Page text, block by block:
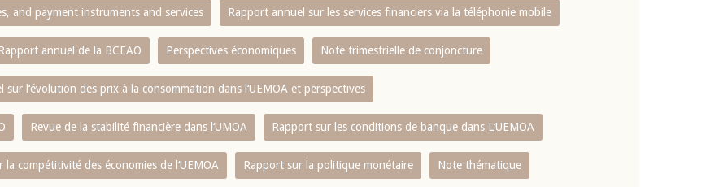
and payment instruments and services Rapport annuel sur les services financiers via la téléphonie mobile
annuel de la BCEAO Perspectives économiques Note trimestrielle de conjoncture
sur l‘évolution des prix à la consommation dans l‘UEMOA et perspectives
Revue de la stabilité financière dans l‘UMOA Rapport sur les conditions de banque dans L‘UEMOA
la compétitivité des économies de l‘UEMOA Rapport sur la politique monétaire Note thématique